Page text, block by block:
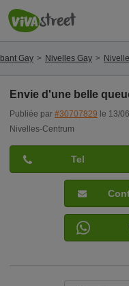
Gay Nivelles Gay
Envie d'une belle
Publiée par #30707829 le 13/
Nivelles-Centrum
Tel